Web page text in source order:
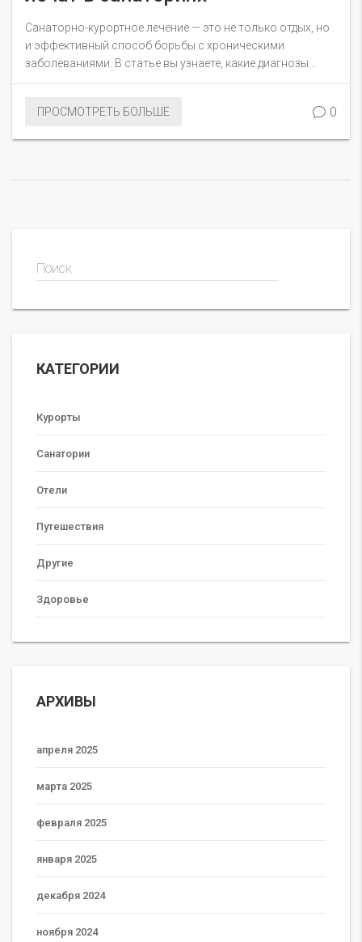
Санаторно-курортное лечение — это не только отдых, но
и эффективный способ борьбы с хроническими
заболеваниями. В статье вы узнаете, какие диагнозы
особенно подходят для лечения в санаториях, какие
выбрать подходящий курорт. Мы расскажем об
ПРОСМОТРЕТЬ БОЛЬШЕ 0
Поиск
КАТЕГОРИИ
Курорты
Санатории
Отели
Путешествия
Другие
Здоровье
АРХИВЫ
апреля 2025
марта 2025
февраля 2025
января 2025
декабря 2024
ноября 2024